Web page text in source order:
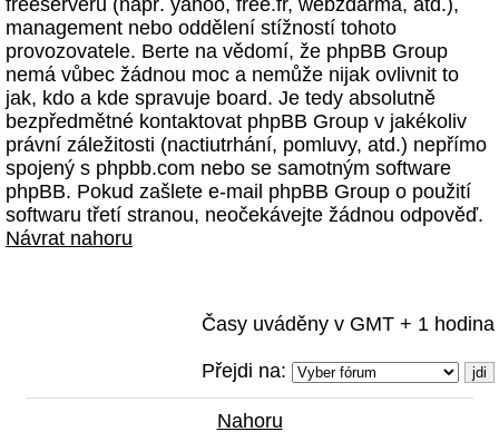
freeserveru (např. yahoo, free.fr, webzdarma, atd.),
management nebo oddělení stížností tohoto
provozovatele. Berte na vědomí, že phpBB Group
nemá vůbec žádnou moc a nemůže nijak ovlivnit to
jak, kdo a kde spravuje board. Je tedy absolutně
bezpředmětné kontaktovat phpBB Group v jakékoliv
právní záležitosti (nactiutrhání, pomluvy, atd.) nepřímo
spojený s phpbb.com nebo se samotným software
phpBB. Pokud zašlete e-mail phpBB Group o použití
softwaru třetí stranou, neočekávejte žádnou odpověď.
Návrat nahoru
Časy uváděny v GMT + 1 hodina
Přejdi na:
Nahoru